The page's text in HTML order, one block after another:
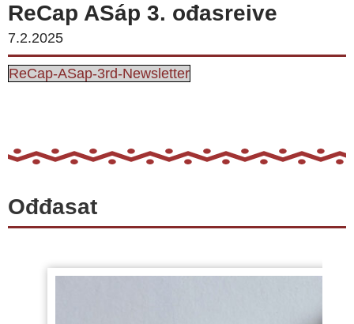
ReCap ASáp 3. ođasreive
7.2.2025
ReCap-ASap-3rd-Newsletter
Ođđasat